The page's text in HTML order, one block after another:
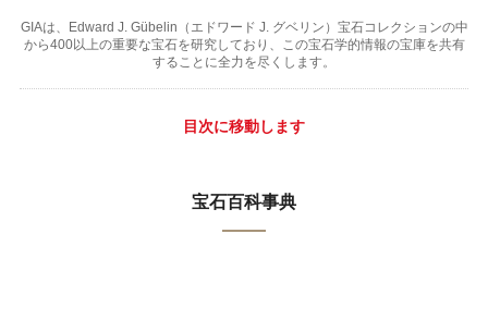
GIAは、Edward J. Gübelin（エドワード J. グベリン）宝石コレクションの中
から400以上の重要な宝石を研究しており、この宝石学的情報の宝庫を共有
することに全力を尽くします。
目次に移動します
宝石百科事典